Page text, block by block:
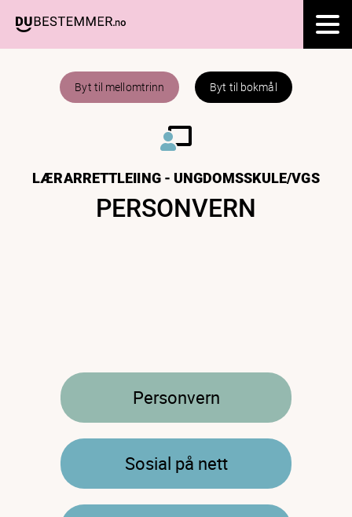
Byt til mellomtrinn Byt til bokmål
PERSONVERN
LÆRARRETTLEIING - UNGDOMSSKULE/VGS
Personvern
Sosial på nett